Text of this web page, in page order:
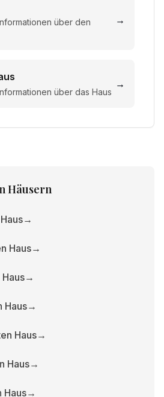
über den
→
über das Haus
→
Häusern
→
Haus→
→
Haus→
Haus→
Haus→
Haus→